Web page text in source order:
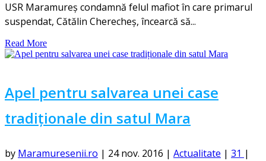
USR Maramureş condamnă felul mafiot în care primarul
suspendat, Cătălin Cherecheş, încearcă să...
Read More
Apel pentru salvarea unei case
tradiționale din satul Mara
by Maramuresenii.ro | 24 nov. 2016 | Actualitate | 31 |